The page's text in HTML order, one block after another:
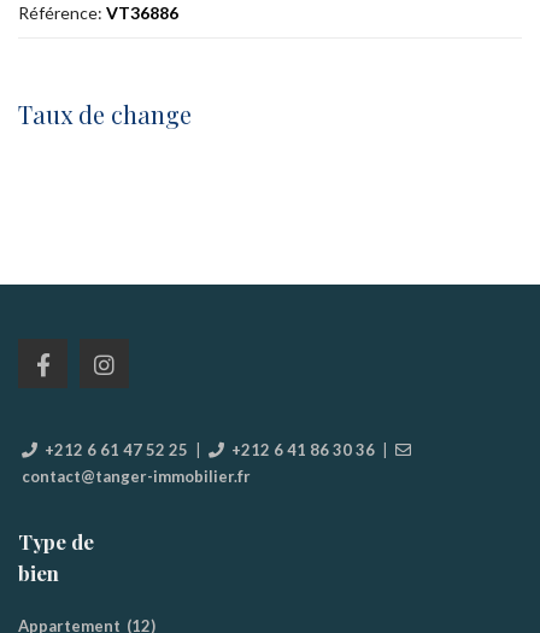
Référence: VT36886
Taux de change
+212 6 61 47 52 25 | +212 6 41 86 30 36 |
contact@tanger-immobilier.fr
Type de
bien
Appartement (12)